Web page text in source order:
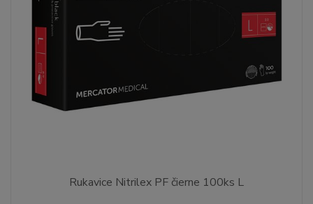
Rukavice Nitrilex PF čierne 100ks L